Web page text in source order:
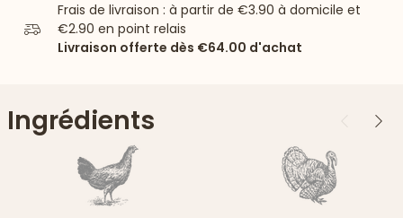
Frais de livraison : à partir de €3.90 à domicile et
€2.90 en point relais
Livraison offerte dès €64.00 d'achat
Ingrédients Précédent